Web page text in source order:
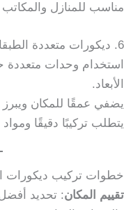
مناسب للمنازل والمكاتب
6. ديكورات متعددة الطبقات (LAYERED DESIGNS)
استخدام وحدات متعددة
الأبعاد.
يضفي عمقًا للمكان
يتطلب تركيبًا دقيقًا ومواد
خطوات تركيب ديكورات
تقييم المكان: تحديد